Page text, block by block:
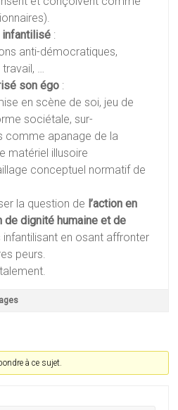
infantilisé :
anti-démocratiques,
…
son égo :
en scène de soi, jeu de
sociétale, sur-
comme apanage de la
matériel illusoire
conceptuel normatif de
la question de l’action en
de dignité humaine et de
en osant affronter
peurs.
à ce sujet.